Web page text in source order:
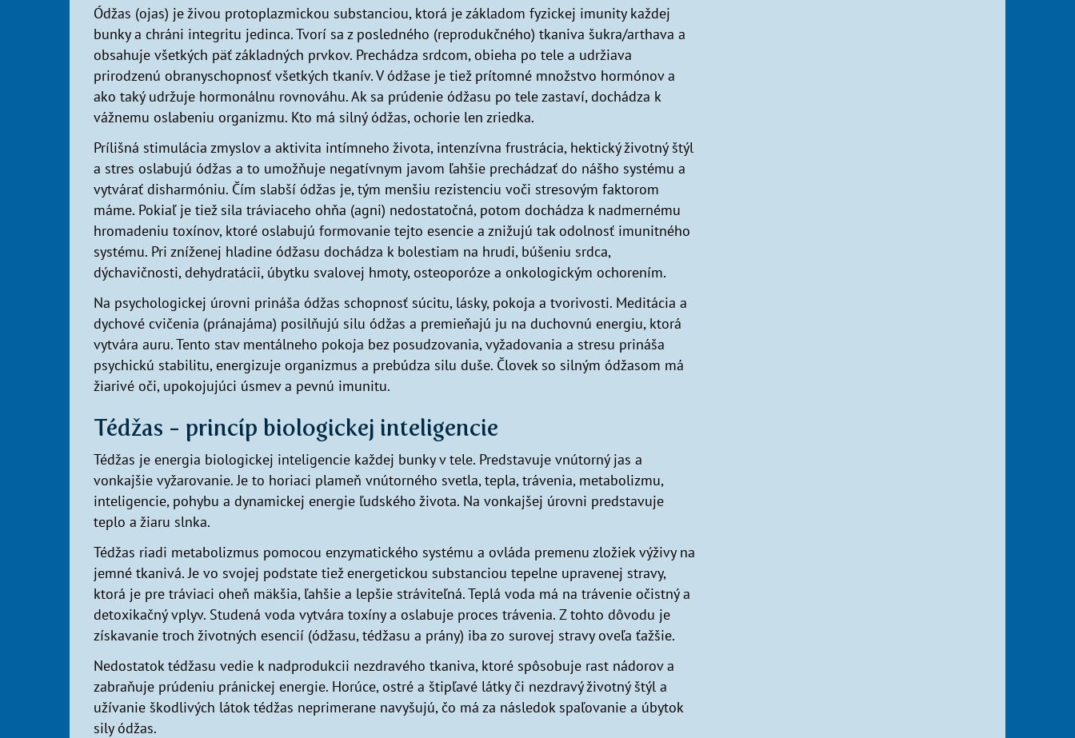
Ódžas (ojas) je živou protoplazmickou substanciou, ktorá je základom fyzickej imunity každej
bunky a chráni integritu jedinca. Tvorí sa z posledného (reprodukčného) tkaniva šukra/arthava a
obsahuje všetkých päť základných prvkov. Prechádza srdcom, obieha po tele a udržiava
prirodzenú obranyschopnosť všetkých tkanív. V ódžase je tiež prítomné množstvo hormónov a
ako taký udržuje hormonálnu rovnováhu. Ak sa prúdenie ódžasu po tele zastaví, dochádza k
vážnemu oslabeniu organizmu. Kto má silný ódžas, ochorie len zriedka.
Prílišná stimulácia zmyslov a aktivita intímneho života, intenzívna frustrácia, hektický životný štýl
a stres oslabujú ódžas a to umožňuje negatívnym javom ľahšie prechádzať do nášho systému a
vytvárať disharmóniu. Čím slabší ódžas je, tým menšiu rezistenciu voči stresovým faktorom
máme. Pokiaľ je tiež sila tráviaceho ohňa (agni) nedostatočná, potom dochádza k nadmernému
hromadeniu toxínov, ktoré oslabujú formovanie tejto esencie a znižujú tak odolnosť imunitného
systému. Pri zníženej hladine ódžasu dochádza k bolestiam na hrudi, búšeniu srdca,
dýchavičnosti, dehydratácii, úbytku svalovej hmoty, osteoporóze a onkologickým ochorením.
Na psychologickej úrovni prináša ódžas schopnosť súcitu, lásky, pokoja a tvorivosti. Meditácia a
dychové cvičenia (pránajáma) posilňujú silu ódžas a premieňajú ju na duchovnú energiu, ktorá
vytvára auru. Tento stav mentálneho pokoja bez posudzovania, vyžadovania a stresu prináša
psychickú stabilitu, energizuje organizmus a prebúdza silu duše. Človek so silným ódžasom má
žiarivé oči, upokojujúci úsmev a pevnú imunitu.
Tédžas - princíp biologickej inteligencie
Tédžas je energia biologickej inteligencie každej bunky v tele. Predstavuje vnútorný jas a
vonkajšie vyžarovanie. Je to horiaci plameň vnútorného svetla, tepla, trávenia, metabolizmu,
inteligencie, pohybu a dynamickej energie ľudského života. Na vonkajšej úrovni predstavuje
teplo a žiaru slnka.
Tédžas riadi metabolizmus pomocou enzymatického systému a ovláda premenu zložiek výživy na
jemné tkanivá. Je vo svojej podstate tiež energetickou substanciou tepelne upravenej stravy,
ktorá je pre tráviaci oheň mäkšia, ľahšie a lepšie stráviteľná. Teplá voda má na trávenie očistný a
detoxikačný vplyv. Studená voda vytvára toxíny a oslabuje proces trávenia. Z tohto dôvodu je
získavanie troch životných esencií (ódžasu, tédžasu a prány) iba zo surovej stravy oveľa ťažšie.
Nedostatok tédžasu vedie k nadprodukcii nezdravého tkaniva, ktoré spôsobuje rast nádorov a
zabraňuje prúdeniu pránickej energie. Horúce, ostré a štipľavé látky či nezdravý životný štýl a
užívanie škodlivých látok tédžas neprimerane navyšujú, čo má za následok spaľovanie a úbytok
sily ódžas.